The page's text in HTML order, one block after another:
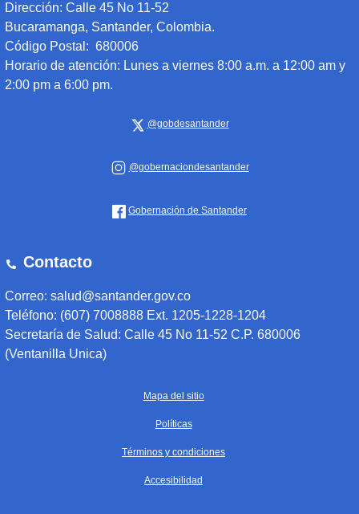
Dirección: Calle 45 No 11-52
Bucaramanga, Santander, Colombia.
Código Postal: 680006
Horario de atención: Lunes a viernes 8:00 a.m. a 12:00 am y
2:00 pm a 6:00 pm.
@gobdesantander
@gobernaciondesantander
Gobernación de Santander
Contacto
Correo: salud@santander.gov.co
Teléfono: (607) 7008888 Ext. 1205-1228-1204
Secretaría de Salud: Calle 45 No 11-52 C.P. 680006
(Ventanilla Unica)
Mapa del sitio
Políticas
Términos y condiciones
Accesibilidad